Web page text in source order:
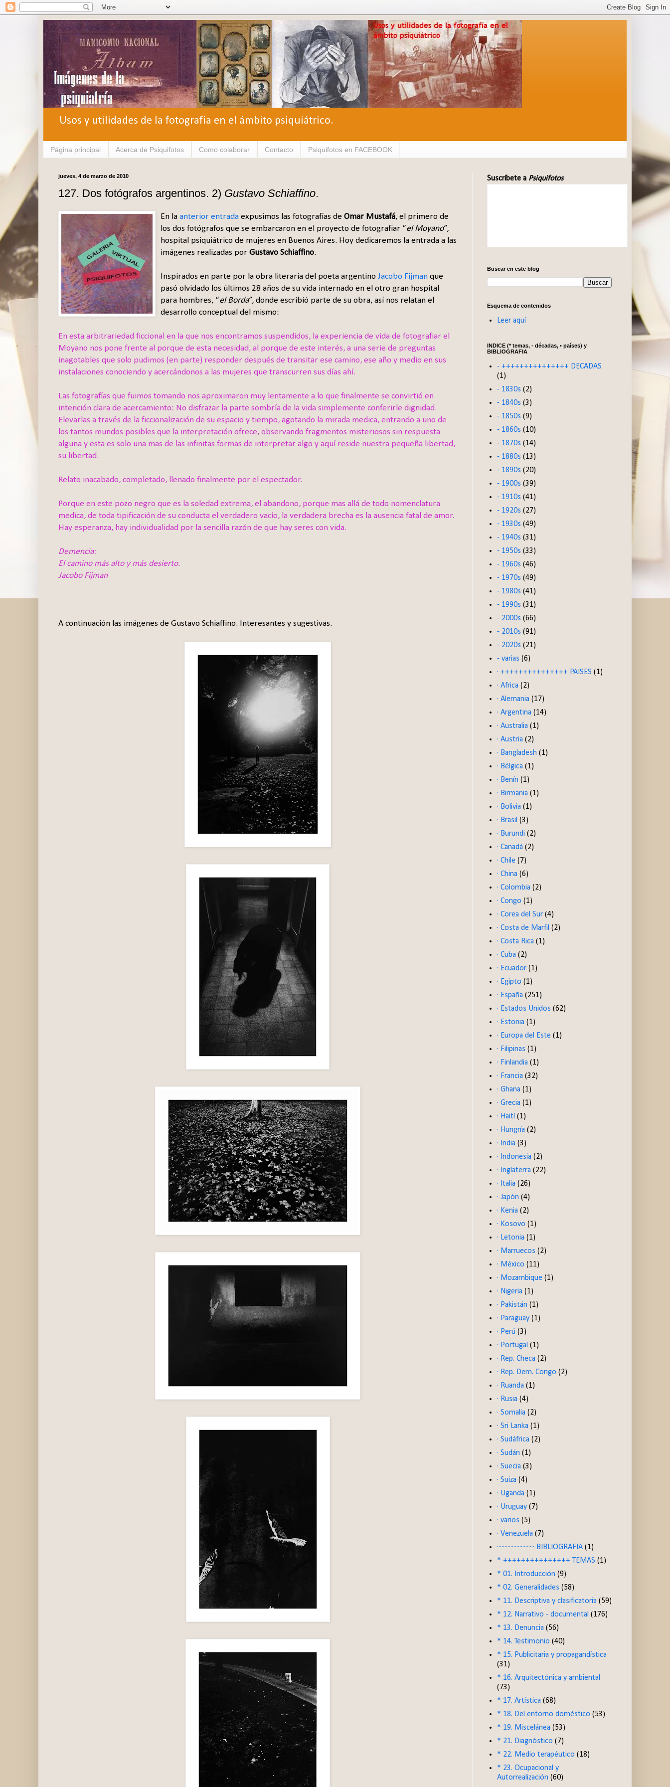
Usos y utilidades de la fotografía en el ámbito psiquiátrico.
Página principal Acerca de Psiquifotos Como colaborar Contacto Psiquifotos en FACEBOOK
jueves, 4 de marzo de 2010
127. Dos fotógrafos argentinos. 2) Gustavo Schiaffino.
En la anterior entrada expusimos las fotografías de Omar Mustafá, el primero de
los dos fotógrafos que se embarcaron en el proyecto de fotografiar “el Moyano”,
hospital psiquiátrico de mujeres en Buenos Aires. Hoy dedicaremos la entrada a las
imágenes realizadas por Gustavo Schiaffino.
Inspirados en parte por la obra literaria del poeta argentino Jacobo Fijman que
pasó olvidado los últimos 28 años de su vida internado en el otro gran hospital
para hombres, “el Borda”, donde escribió parte de su obra, así nos relatan el
desarrollo conceptual del mismo:
En esta arbitrariedad ficcional en la que nos encontramos suspendidos, la experiencia de vida de fotografiar el
Moyano nos pone frente al porque de esta necesidad, al porque de este interés, a una serie de preguntas
inagotables que solo pudimos (en parte) responder después de transitar ese camino, ese año y medio en sus
instalaciones conociendo y acercándonos a las mujeres que transcurren sus días ahí.
Las fotografías que fuimos tomando nos aproximaron muy lentamente a lo que finalmente se convirtió en
intención clara de acercamiento: No disfrazar la parte sombría de la vida simplemente conferirle dignidad.
Elevarlas a través de la ficcionalización de su espacio y tiempo, agotando la mirada medica, entrando a uno de
los tantos mundos posibles que la interpretación ofrece, observando fragmentos misteriosos sin respuesta
alguna y esta es solo una mas de las infinitas formas de interpretar algo y aquí reside nuestra pequeña libertad,
su libertad.
Relato inacabado, completado, llenado finalmente por el espectador.
Porque en este pozo negro que es la soledad extrema, el abandono, porque mas allá de todo nomenclatura
medica, de toda tipificación de su conducta el verdadero vacío, la verdadera brecha es la ausencia fatal de amor.
Hay esperanza, hay individualidad por la sencilla razón de que hay seres con vida.
Demencia:
El camino más alto y más desierto.
Jacobo Fijman
A continuación las imágenes de Gustavo Schiaffino. Interesantes y sugestivas.
Suscríbete a Psiquifotos
Buscar en este blog
Esquema de contenidos
Leer aquí
INDICE (* temas, - décadas, • países) y
BIBLIOGRAFIA
- +++++++++++++++ DECADAS
(1)
- 1830s (2)
- 1840s (3)
- 1850s (9)
- 1860s (10)
- 1870s (14)
- 1880s (13)
- 1890s (20)
- 1900s (39)
- 1910s (41)
- 1920s (27)
- 1930s (49)
- 1940s (31)
- 1950s (33)
- 1960s (46)
- 1970s (49)
- 1980s (41)
- 1990s (31)
- 2000s (66)
- 2010s (91)
- 2020s (21)
- varias (6)
· +++++++++++++++ PAISES (1)
· Africa (2)
· Alemania (17)
· Argentina (14)
· Australia (1)
· Austria (2)
· Bangladesh (1)
· Bélgica (1)
· Benín (1)
· Birmania (1)
· Bolivia (1)
· Brasil (3)
· Burundi (2)
· Canadá (2)
· Chile (7)
· China (6)
· Colombia (2)
· Congo (1)
· Corea del Sur (4)
· Costa de Marfil (2)
· Costa Rica (1)
· Cuba (2)
· Ecuador (1)
· Egipto (1)
· España (251)
· Estados Unidos (62)
· Estonia (1)
· Europa del Este (1)
· Filipinas (1)
· Finlandia (1)
· Francia (32)
· Ghana (1)
· Grecia (1)
· Haití (1)
· Hungría (2)
· India (3)
· Indonesia (2)
· Inglaterra (22)
· Italia (26)
· Japón (4)
· Kenia (2)
· Kosovo (1)
· Letonia (1)
· Marruecos (2)
· México (11)
· Mozambique (1)
· Nigeria (1)
· Pakistán (1)
· Paraguay (1)
· Perú (3)
· Portugal (1)
· Rep. Checa (2)
· Rep. Dem. Congo (2)
· Ruanda (1)
· Rusia (4)
· Somalia (2)
· Sri Lanka (1)
· Sudáfrica (2)
· Sudán (1)
· Suecia (3)
· Suiza (4)
· Uganda (1)
· Uruguay (7)
· varios (5)
· Venezuela (7)
························· BIBLIOGRAFIA (1)
* +++++++++++++++ TEMAS (1)
* 01. Introducción (9)
* 02. Generalidades (58)
* 11. Descriptiva y clasificatoria (59)
* 12. Narrativo - documental (176)
* 13. Denuncia (56)
* 14. Testimonio (40)
* 15. Publicitaria y propagandística
(31)
* 16. Arquitectónica y ambiental
(73)
* 17. Artística (68)
* 18. Del entorno doméstico (53)
* 19. Miscelánea (53)
* 21. Diagnóstico (7)
* 22. Medio terapéutico (18)
* 23. Ocupacional y
Autorrealización (60)